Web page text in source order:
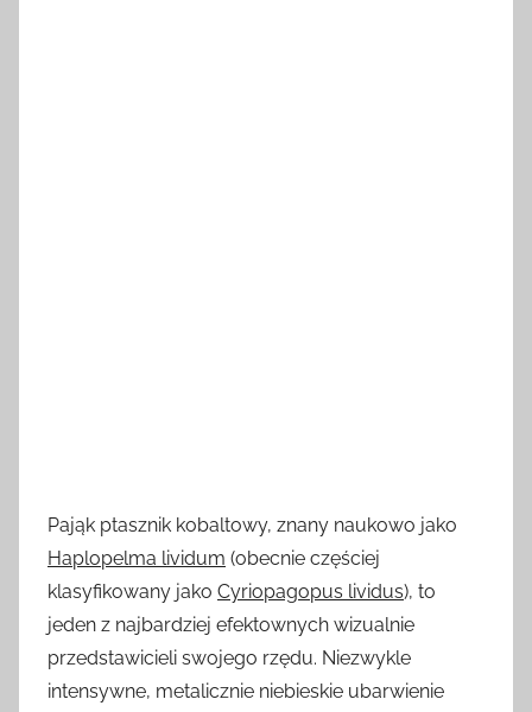
Pająk ptasznik kobaltowy, znany naukowo jako
Haplopelma lividum (obecnie częściej
klasyfikowany jako Cyriopagopus lividus), to
jeden z najbardziej efektownych wizualnie
przedstawicieli swojego rzędu. Niezwykle
intensywne, metalicznie niebieskie ubarwienie